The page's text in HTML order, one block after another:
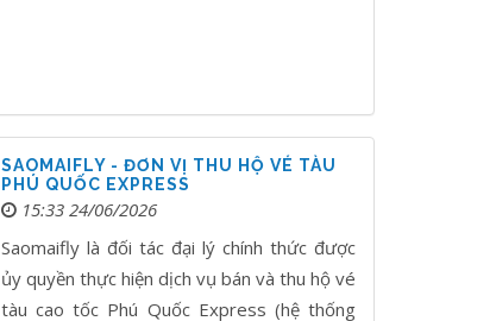
SAOMAIFLY - ĐƠN VỊ THU HỘ VÉ TÀU
PHÚ QUỐC EXPRESS
15:33 24/06/2026
Saomaifly là đối tác đại lý chính thức được
ủy quyền thực hiện dịch vụ bán và thu hộ vé
tàu cao tốc Phú Quốc Express (hệ thống